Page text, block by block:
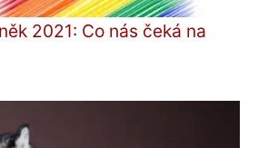
2021: Co nás čeká na